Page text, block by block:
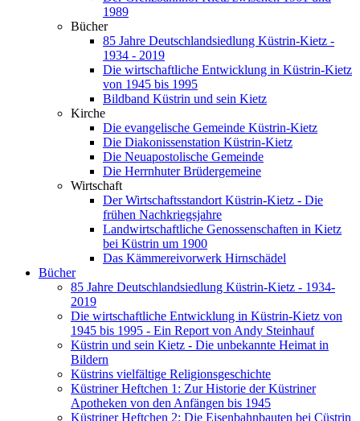
1989
Bücher
85 Jahre Deutschlandsiedlung Küstrin-Kietz -
1934 - 2019
Die wirtschaftliche Entwicklung in Küstrin-Kietz
von 1945 bis 1995
Bildband Küstrin und sein Kietz
Kirche
Die evangelische Gemeinde Küstrin-Kietz
Die Diakonissenstation Küstrin-Kietz
Die Neuapostolische Gemeinde
Die Herrnhuter Brüdergemeine
Wirtschaft
Der Wirtschaftsstandort Küstrin-Kietz - Die
frühen Nachkriegsjahre
Landwirtschaftliche Genossenschaften in Kietz
bei Küstrin um 1900
Das Kämmereivorwerk Hirnschädel
Bücher
85 Jahre Deutschlandsiedlung Küstrin-Kietz - 1934-
2019
Die wirtschaftliche Entwicklung in Küstrin-Kietz von
1945 bis 1995 - Ein Report von Andy Steinhauf
Küstrin und sein Kietz - Die unbekannte Heimat in
Bildern
Küstrins vielfältige Religionsgeschichte
Küstriner Heftchen 1: Zur Historie der Küstriner
Apotheken von den Anfängen bis 1945
Küstriner Heftchen 2: Die Eisenbahnbauten bei Cüstrin